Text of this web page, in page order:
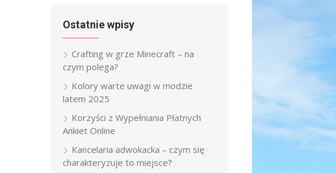
Ostatnie wpisy
Crafting w grze Minecraft – na
czym polega?
Kolory warte uwagi w modzie
latem 2025
Korzyści z Wypełniania Płatnych
Ankiet Online
Kancelaria adwokacka – czym się
charakteryzuje to miejsce?